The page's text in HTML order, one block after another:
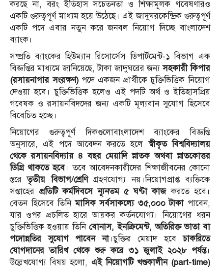
করছে না, বরং ইতিহাস সচেতনতা ও শিক্ষামূলক গবেষণারও
একটি গুরুত্বপূর্ণ মাধ্যম হয়ে উঠেছে। এই জাদুঘরকেন্দ্রিক গুরুত্বপূর্ণ
একটি পদে এবার নতুন করে জনবল নিয়োগ দিচ্ছে বাংলাদেশ
ব্যাংক।
সম্প্রতি ব্যাংকের হিউম্যান রিসোর্সেস ডিপার্টমেন্ট-১ বিভাগ এক
বিজ্ঞপ্তির মাধ্যমে জানিয়েছে, টাকা জাদুঘরের জন্যসহকারী কিপার
(রসায়নাগার সংরক্ষণ)পদে একজন প্রার্থীকে চুক্তিভিত্তিক নিয়োগ
দেওয়া হবে। চুক্তিভিত্তিক হলেও এই পদটি অর্থ ও ইতিহাসপ্রিয়
গবেষক ও রসায়নবিদদের জন্য একটি মূল্যবান সুযোগ হিসেবে
বিবেচিত হচ্ছে।
নিয়োগের গুরুত্বপূর্ণ দিকগুলোবাংলাদেশ ব্যাংকের বিজ্ঞপ্তি
অনুসারে, এই পদে আবেদন করতে হলেস্বীকৃত বিশ্ববিদ্যালয়
থেকে রসায়নবিদ্যায় ৪ বছর মেয়াদি স্নাতক অথবা স্নাতকোত্তর
ডিগ্রি থাকতে হবে। তবে আবেদনকারীদের শিক্ষাজীবনের কোনো
স্তরেতৃতীয় বিভাগ/শ্রেণিগ্রহণযোগ্য নয়।নিয়োগপ্রাপ্ত ব্যক্তিকে
সপ্তাহের প্রতিটি কর্মদিবসে ন্যূনতম ৫ ঘণ্টা কাজকরতে হবে।
বেতন হিসেবে তিনিমাসিক সর্বসাকল্যে ৩৫,০০০ টাকাপাবেন,
যার ওপর প্রচলিত হারে আয়কর কর্তনযোগ্য। নিয়োগের ধরন
চুক্তিভিত্তিক হওয়ায় তিনিবোনাস, ইনক্রিমেন্ট, অতিরিক্ত ভাতা বা
পদোন্নতির সুযোগ পাবেন না।চুক্তির মেয়াদ হবেচাকরিতে
যোগদানের তারিখ থেকে শুরু করে ৩১ জুলাই ২০২৮ পর্যন্ত।
উল্লেখযোগ্য বিষয় হলো, এই নিয়োগটি খণ্ডকালীন (part-time)